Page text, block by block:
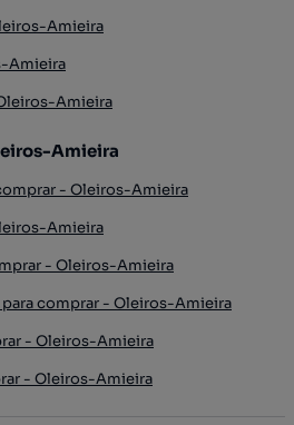
Amieira
Amieira
Amieira
Amieira
- Oleiros-Amieira
Amieira
- Oleiros-Amieira
comprar - Oleiros-Amieira
- Oleiros-Amieira
- Oleiros-Amieira